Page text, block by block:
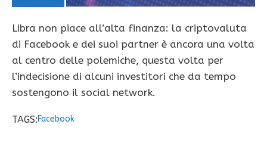
Libra non piace all’alta finanza: la criptovaluta
di Facebook e dei suoi partner è ancora una volta
al centro delle polemiche, questa volta per
l’indecisione di alcuni investitori che da tempo
sostengono il social network.
TAGS:Facebook